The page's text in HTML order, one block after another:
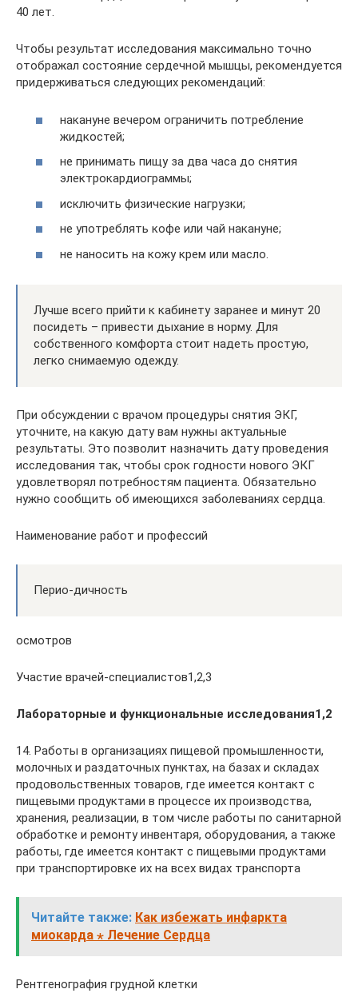
40 лет.
Чтобы результат исследования максимально точно
отображал состояние сердечной мышцы, рекомендуется
придерживаться следующих рекомендаций:
накануне вечером ограничить потребление
жидкостей;
не принимать пищу за два часа до снятия
электрокардиограммы;
исключить физические нагрузки;
не употреблять кофе или чай накануне;
не наносить на кожу крем или масло.
Лучше всего прийти к кабинету заранее и минут 20
посидеть – привести дыхание в норму. Для
собственного комфорта стоит надеть простую,
легко снимаемую одежду.
При обсуждении с врачом процедуры снятия ЭКГ,
уточните, на какую дату вам нужны актуальные
результаты. Это позволит назначить дату проведения
исследования так, чтобы срок годности нового ЭКГ
удовлетворял потребностям пациента. Обязательно
нужно сообщить об имеющихся заболеваниях сердца.
Наименование работ и профессий
Перио-дичность
осмотров
Участие врачей-специалистов1,2,3
Лабораторные и функциональные исследования1,2
14. Работы в организациях пищевой промышленности,
молочных и раздаточных пунктах, на базах и складах
продовольственных товаров, где имеется контакт с
пищевыми продуктами в процессе их производства,
хранения, реализации, в том числе работы по санитарной
обработке и ремонту инвентаря, оборудования, а также
работы, где имеется контакт с пищевыми продуктами
при транспортировке их на всех видах транспорта
Читайте также: Как избежать инфаркта
миокарда ⋆ Лечение Сердца
Рентгенография грудной клетки